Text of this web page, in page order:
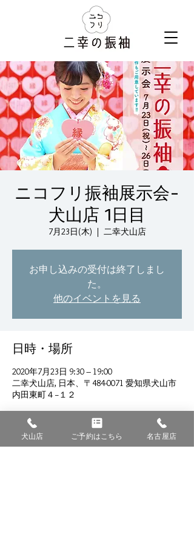
ニコフリ振袖展示会-
犬山店 1日目
7月23日(木)
  |
二幸犬山店
お申し込みの受付は終了しまし
た。
他のイベントを見る
日時・場所
2020年7月23日 9:30 – 19:00
二幸犬山店, 日本、〒484-0071 愛知県犬山市
内田東町４−１２
犬山店 ご予約はこちら 名古屋店